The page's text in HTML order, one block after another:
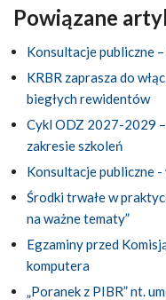
Powiązane
Konsultacje publiczne
KRBR zaprasza do
biegłych rewidentów
Cykl ODZ 2027-2029
zakresie szkoleń
Konsultacje publiczne
Środki trwałe w
na ważne tematy”
Egzaminy przed
komputera
„Poranek z PIBR” nt.